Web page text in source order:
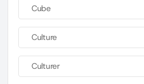
Cube
Culture
Culturer